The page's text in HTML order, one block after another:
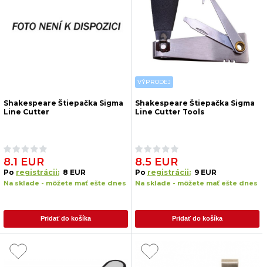
Shakespeare Štiepačka Sigma
Line Cutter
8.1 EUR
Po registrácii: 8 EUR
Na sklade - môžete mať ešte dnes
Pridať do košíka
VÝPRODEJ
Shakespeare Štiepačka Sigma
Line Cutter Tools
8.5 EUR
Po registrácii: 9 EUR
Na sklade - môžete mať ešte dnes
Pridať do košíka